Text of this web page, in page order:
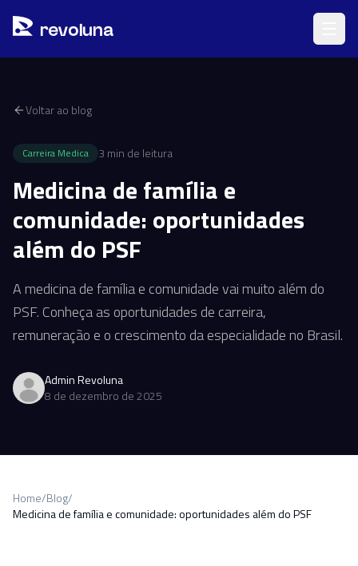
revoluna
Voltar ao blog
Carreira Medica 3 min de leitura
Medicina de família e
comunidade: oportunidades
além do PSF
A medicina de família e comunidade vai muito além do
PSF. Conheça as oportunidades de carreira,
remuneração e o crescimento da especialidade no Brasil.
Admin Revoluna
8 de dezembro de 2025
Home/Blog/
Medicina de família e comunidade: oportunidades além do PSF